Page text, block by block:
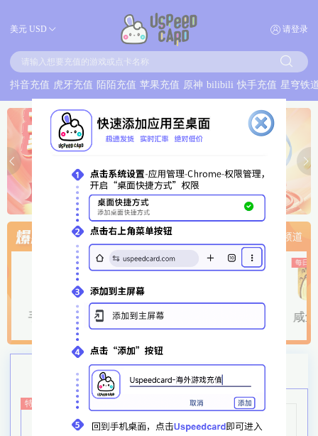
美元 USD 请登录
抖音充值 虎牙充值 陌陌充值 苹果充值 原神 bilibili 快手充值 星穹铁
手游代充
每日特价
原神
每日特价
和平精英
每日特价 每日特价
咸鱼
抖音直播 爱壹帆
980钻石
特价
5180钻石 5180钻石